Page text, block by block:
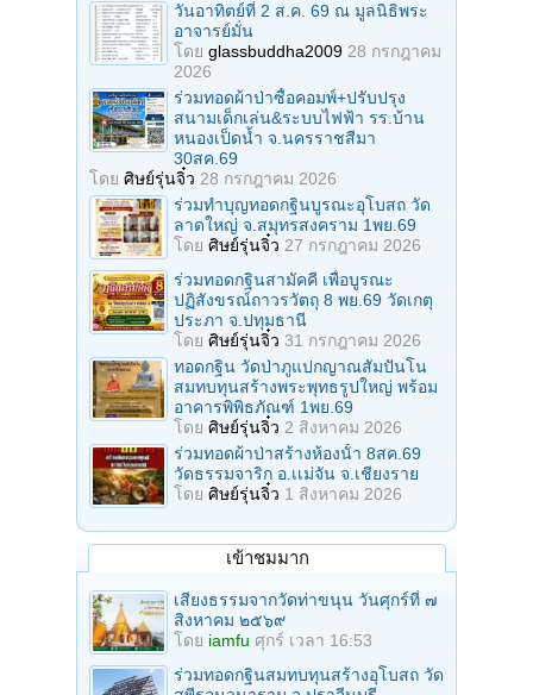
วันอาทิตย์ที่ 2 ส.ค. 69 ณ มูลนิธิพระ
อาจารย์มั่น
โดย glassbuddha2009 28 กรกฎาคม
2026
ร่วมทอดผ้าป่าซื้อคอมพ์+ปรับปรุง
สนามเด็กเล่น&ระบบไฟฟ้า รร.บ้าน
หนองเป็ดน้ำ จ.นครราชสีมา
30สค.69
โดย ศิษย์รุ่นจิ๋ว 28 กรกฎาคม 2026
ร่วมทําบุญทอดกฐินบูรณะอุโบสถ วัด
ลาดใหญ่ จ.สมุทรสงคราม 1พย.69
โดย ศิษย์รุ่นจิ๋ว 27 กรกฎาคม 2026
ร่วมทอดกฐินสามัคคี เพื่อบูรณะ
ปฏิสังขรณ์ถาวรวัตถุ 8 พย.69 วัดเกตุ
ประภา จ.ปทุมธานี
โดย ศิษย์รุ่นจิ๋ว 31 กรกฎาคม 2026
ทอดกฐิน วัดป่าภูแปกญาณสัมปันโน
สมทบทุนสร้างพระพุทธรูปใหญ่ พร้อม
อาคารพิพิธภัณฑ์ 1พย.69
โดย ศิษย์รุ่นจิ๋ว 2 สิงหาคม 2026
ร่วมทอดผ้าป่าสร้างห้องนั้า 8สค.69
วัดธรรมจาริก อ.เเม่จัน จ.เชียงราย
โดย ศิษย์รุ่นจิ๋ว 1 สิงหาคม 2026
เข้าชมมาก
เสียงธรรมจากวัดท่าขนุน วันศุกร์ที่ ๗
สิงหาคม ๒๕๖๙
โดย iamfu ศุกร์ เวลา 16:53
ร่วมทอดกฐินสมทบทุนสร้างอุโบสถ วัด